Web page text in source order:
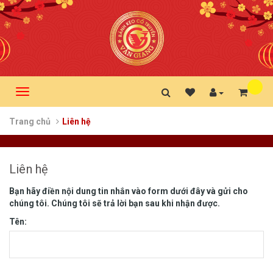
Danh
Toggle
navigation
Trang chủ
Liên hệ
Liên hệ
Bạn hãy điền nội dung tin nhắn vào form dưới đây và gửi cho
chúng tôi. Chúng tôi sẽ trả lời bạn sau khi nhận được.
Tên: